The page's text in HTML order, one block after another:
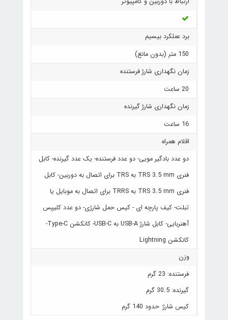
برد عملکرد بیسیم
150 متر (بدون مانع)
زمان نگهداری شارژ فرستنده
20 ساعت
زمان نگهداری شارژ گیرنده
16 ساعت
اقلام همراه
دو عدد بادگیر مویی- دو عدد فرستنده- یک عدد گیرنده- کابل
فنری TRS 3.5 mm به TRS برای اتصال به دوربین- کابل
فنری TRS 3.5 mm به TRRS برای اتصال به موبایل یا
تبلت- کیف پارچه ای - کیس حمل شارژی- دو عدد کلیپس
آهنربایی- کابل شارژ USB-A به USB-C- کانکشن Type-C-
کانکشن Lightning
وزن
فرستنده: 23 گرم
گیرنده: 30.5 گرم
کیس شارژ: حدود 140 گرم